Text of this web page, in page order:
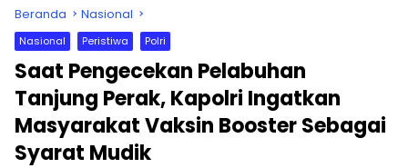
Beranda Nasional
Nasional Peristiwa Polri
Saat Pengecekan Pelabuhan
Tanjung Perak, Kapolri Ingatkan
Masyarakat Vaksin Booster Sebagai
Syarat Mudik